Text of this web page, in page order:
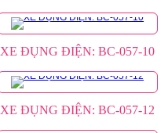
XE ĐỤNG ĐIỆN: BC-057-10
XE ĐỤNG ĐIỆN: BC-057-12